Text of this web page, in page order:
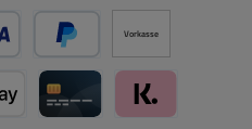
Debitkarte über PayPal
Später Bezahlen über PayPal
Vorkasse